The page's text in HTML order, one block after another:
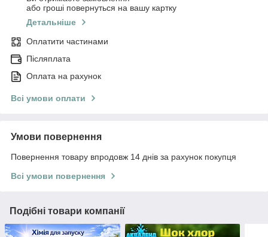
або гроші повернуться на вашу картку
Детальніше
Оплатити частинами
Післяплата
Оплата на рахунок
Всі умови оплати
Умови повернення
Повернення товару впродовж 14 днів за рахунок покупця
Всі умови повернення
Подібні товари компанії